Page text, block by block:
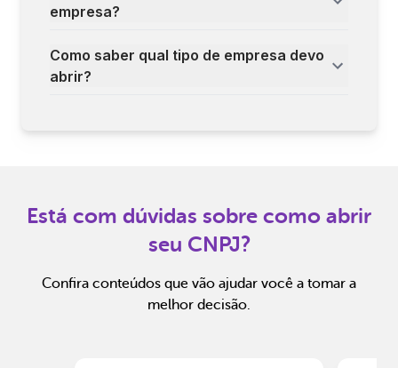
empresa?
Como saber qual tipo de empresa devo
abrir?
Está com dúvidas sobre como abrir
seu CNPJ?
Confira conteúdos que vão ajudar você a tomar a
melhor decisão.